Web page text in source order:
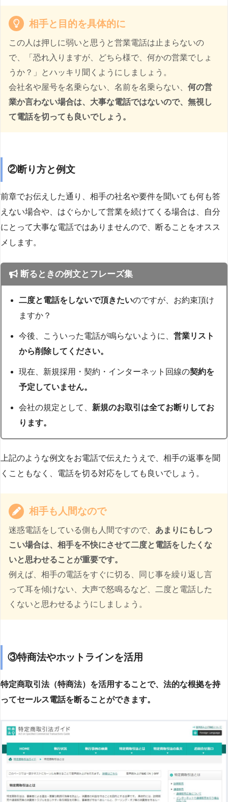
相手と目的を具体的に
この人は押しに弱いと思うと営業電話は止まらないの
で、「恐れ入りますが、どちら様で、何かの営業でしょ
うか？」とハッキリ聞くようにしましょう。
会社名や屋号を名乗らない、名前を名乗らない、 何の営
業か言わない場合は、大事な電話ではないので、無視し
て電話を切っても良いでしょう。
②断り方と例文
前章でお伝えした通り、相手の社名や要件を聞いても何も答
えない場合や、はぐらかして営業を続けてくる場合は、自分
にとって大事な電話ではありませんので、断ることをオスス
メします。
断るときの例文とフレーズ集
二度と電話をしないで頂きたいのですが、お約束頂け
ますか？
今後、こういった電話が鳴らないように、営業リスト
から削除してください。
現在、新規採用・契約・インターネット回線の契約を
予定していません。
会社の規定として、 新規のお取引は全てお断りしてお
ります。
上記のような例文をお電話で伝えたうえで、相手の返事を聞
くこともなく、電話を切る対応をしても良いでしょう。
相手も人間なので
迷惑電話をしている側も人間ですので、 あまりにもしつ
こい場合は、相手を不快にさせて二度と電話をしたくな
いと思わせることが重要です。
例えば、相手の電話をすぐに切る、同じ事を繰り返し言
って耳を傾けない、大声で怒鳴るなど、二度と電話した
くないと思わせるようにしましょう。
③特商法やホットラインを活用
特定商取引法（特商法）を活用することで、法的な根拠を持
ってセールス電話を断ることができます。